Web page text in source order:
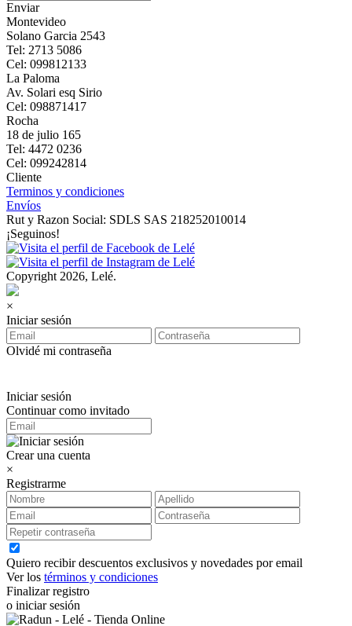
Enviar
Montevideo
Solano Garcia 2543
Tel: 2713 5086
Cel: 099812133
La Paloma
Av. Solari esq Sirio
Cel: 098871417
Rocha
18 de julio 165
Tel: 4472 0236
Cel: 099242814
Cliente
Terminos y condiciones
Envíos
Rut y Razon Social: SDLS SAS 218252010014
¡Seguinos!
Copyright 2026, Lelé.
×
Iniciar sesión
Olvidé mi contraseña
Iniciar sesión
Continuar como invitado
Crear una cuenta
×
Registrarme
Quiero recibir descuentos exclusivos y novedades por email
Ver los términos y condiciones
Finalizar registro
o iniciar sesión